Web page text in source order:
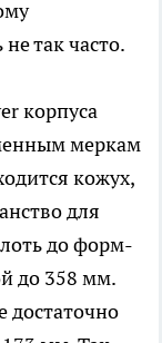
так часто.
корпуса
меркам
кожух,
для
до форм-
до 358 мм.